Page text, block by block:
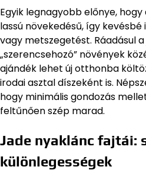
Egyik legnagyobb előnye, hogy
lassú növekedésű, így
vagy metszegetést. Ráadásul
„szerencsehozó” növények
ajándék lehet új otthonba
irodai asztal díszeként is.
hogy minimális gondozás
feltűnően szép marad.
Jade nyaklánc fajtái:
különlegességek